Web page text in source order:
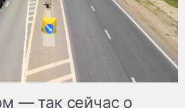
— так сейчас о